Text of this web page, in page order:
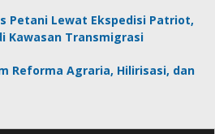
Petani Lewat Ekspedisi Patriot,
Kawasan Transmigrasi
Reforma Agraria, Hilirisasi, dan